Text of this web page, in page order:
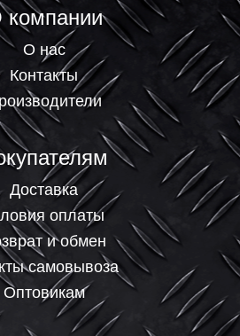
О нас
Контакты
Доставка
оплаты
и обмен
самовывоза
Оптовикам